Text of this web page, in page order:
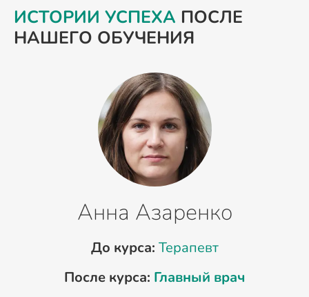
ИСТОРИИ УСПЕХА ПОСЛЕ
НАШЕГО ОБУЧЕНИЯ
Анна Азаренко
До курса: Терапевт
После курса: Главный врач